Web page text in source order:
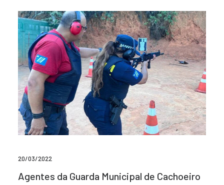
20/03/2022
Agentes da Guarda Municipal de Cachoeiro